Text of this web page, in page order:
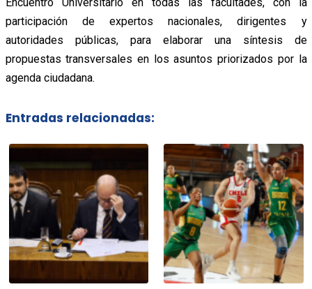
participación de expertos nacionales, dirigentes y
autoridades públicas, para elaborar una síntesis de
propuestas transversales en los asuntos priorizados por la
agenda ciudadana.
Entradas relacionadas: